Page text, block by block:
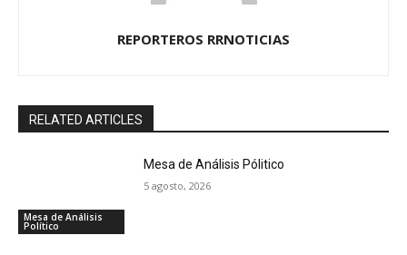
REPORTEROS RRNOTICIAS
RELATED ARTICLES
Mesa de Análisis
Político
Mesa de Análisis Pólitico
5 agosto, 2026